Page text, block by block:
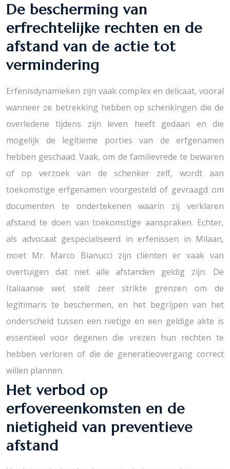
De bescherming van
erfrechtelijke rechten en de
afstand van de actie tot
vermindering
Erfenisdynamieken zijn vaak complex en delicaat, vooral
wanneer ze betrekking hebben op schenkingen die de
overledene tijdens zijn leven heeft gedaan en die
mogelijk de legitieme porties van de erfgenamen
hebben geschaad. Vaak, om de familievrede te bewaren
of op verzoek van de schenker zelf, wordt aan
toekomstige erfgenamen voorgesteld of gevraagd om
documenten te ondertekenen waarin zij verklaren
afstand te doen van toekomstige aanspraken. Echter,
als advocaat gespecialiseerd in erfenissen in Milaan,
moet Mr. Marco Bianucci zijn cliënten er vaak van
overtuigen dat niet alle afstanden geldig zijn. De
Italiaanse wet stelt zeer strikte grenzen om de
legitimaris te beschermen, en het begrijpen van het
onderscheid tussen een nietige en een geldige akte is
essentieel voor degenen die vrezen hun rechten te
hebben verloren of die de generatieovergang correct
willen plannen.
Het verbod op
erfovereenkomsten en de
nietigheid van preventieve
afstand